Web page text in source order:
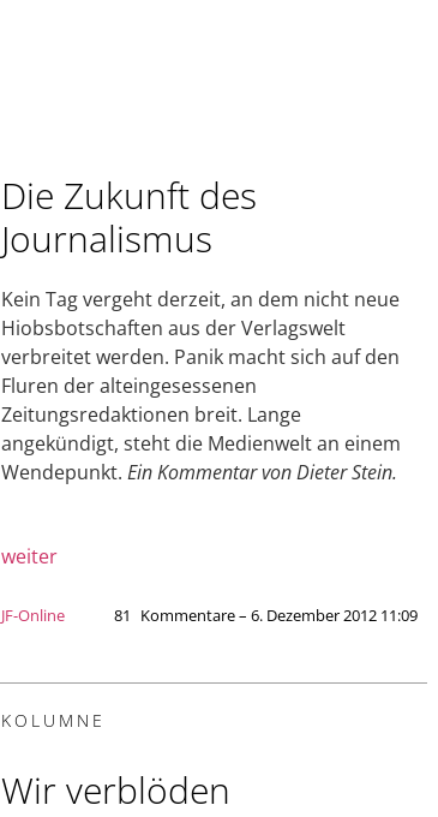
Die Zukunft des
Journalismus
Kein Tag vergeht derzeit, an dem nicht neue
Hiobsbotschaften aus der Verlagswelt
verbreitet werden. Panik macht sich auf den
Fluren der alteingesessenen
Zeitungsredaktionen breit. Lange
angekündigt, steht die Medienwelt an einem
Wendepunkt.Ein Kommentar von Dieter Stein.
weiter
JF-Online 81 Kommentare – 6. Dezember 2012 11:09
KOLUMNE
Wir verblöden